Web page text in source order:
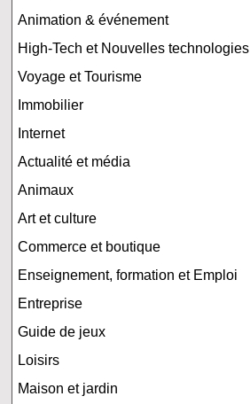
Animation & événement
High-Tech et Nouvelles technologies
Voyage et Tourisme
Immobilier
Internet
Actualité et média
Animaux
Art et culture
Commerce et boutique
Enseignement, formation et Emploi
Entreprise
Guide de jeux
Loisirs
Maison et jardin